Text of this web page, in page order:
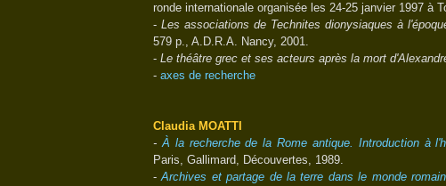
ronde internationale organisée les 24-25 janvier 1997 à
- Les associations de Technites dionysiaques à
579 p., A.D.R.A. Nancy, 2001.
- Le théâtre grec et ses acteurs après la mort
- axes de recherche
Claudia MOATTI
-À la recherche de la Rome antique. Introduction à
Paris, Gallimard, Découvertes, 1989.
-Archives et partage de la terre dans le monde